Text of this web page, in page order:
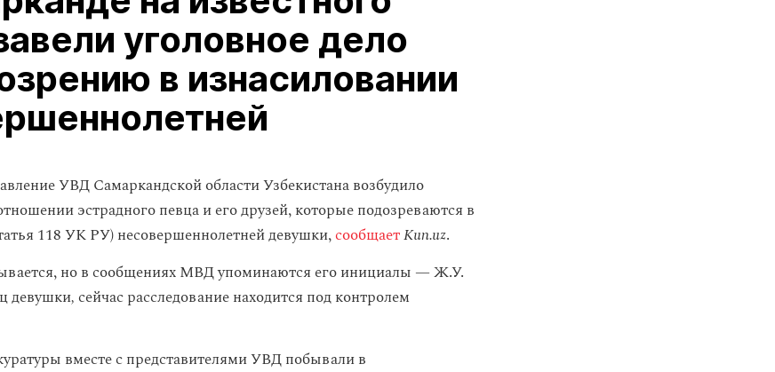
уголовное дело
в изнасиловании
УВД Самаркандской области Узбекистана возбудило
эстрадного певца и его друзей, которые подозреваются в
118 УК РУ) несовершеннолетней девушки,сообщаетKun.uz.
но в сообщениях МВД упоминаются его инициалы — Ж.У.
девушки,сейчас расследование находится под контролем
вместе с представителями УВД побывали в